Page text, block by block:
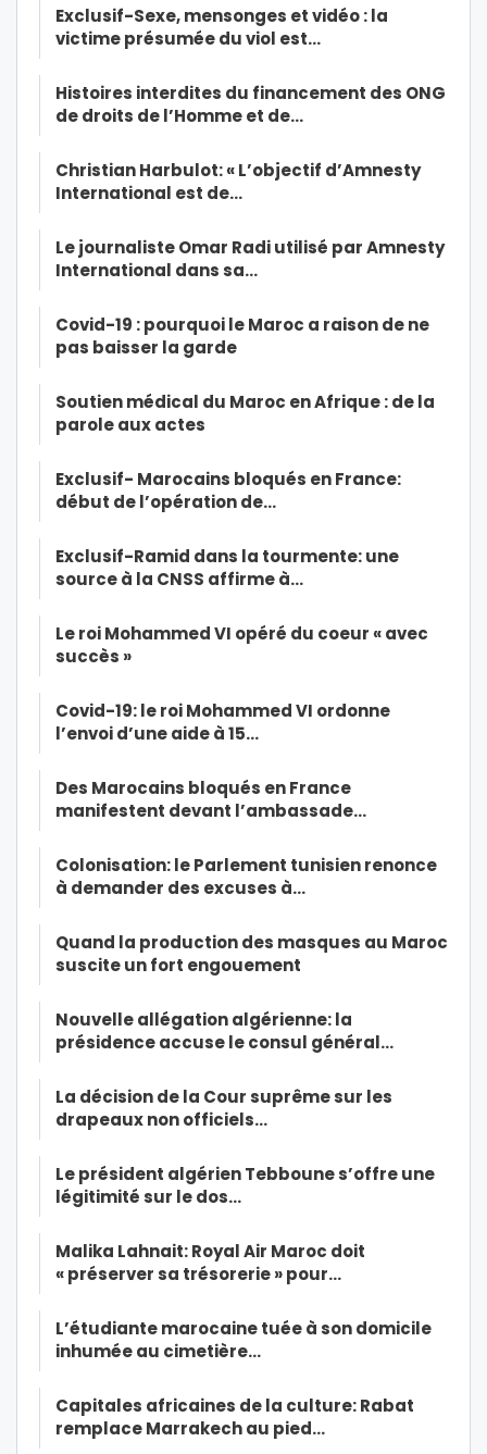
Exclusif-Sexe, mensonges et vidéo : la
victime présumée du viol est…
Histoires interdites du financement des ONG
de droits de l’Homme et de…
Christian Harbulot: « L’objectif d’Amnesty
International est de…
Le journaliste Omar Radi utilisé par Amnesty
International dans sa…
Covid-19 : pourquoi le Maroc a raison de ne
pas baisser la garde
Soutien médical du Maroc en Afrique : de la
parole aux actes
Exclusif- Marocains bloqués en France:
début de l’opération de…
Exclusif-Ramid dans la tourmente: une
source à la CNSS affirme à…
Le roi Mohammed VI opéré du coeur « avec
succès »
Covid-19: le roi Mohammed VI ordonne
l’envoi d’une aide à 15…
Des Marocains bloqués en France
manifestent devant l’ambassade…
Colonisation: le Parlement tunisien renonce
à demander des excuses à…
Quand la production des masques au Maroc
suscite un fort engouement
Nouvelle allégation algérienne: la
présidence accuse le consul général…
La décision de la Cour suprême sur les
drapeaux non officiels…
Le président algérien Tebboune s’offre une
légitimité sur le dos…
Malika Lahnait: Royal Air Maroc doit
« préserver sa trésorerie » pour…
L’étudiante marocaine tuée à son domicile
inhumée au cimetière…
Capitales africaines de la culture: Rabat
remplace Marrakech au pied…